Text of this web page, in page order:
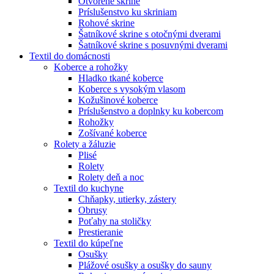
Príslušenstvo ku skriniam
Rohové skrine
Šatníkové skrine s otočnými dverami
Šatníkové skrine s posuvnými dverami
Textil do domácnosti
Koberce a rohožky
Hladko tkané koberce
Koberce s vysokým vlasom
Kožušinové koberce
Príslušenstvo a doplnky ku kobercom
Rohožky
Zošívané koberce
Rolety a žáluzie
Plisé
Rolety
Rolety deň a noc
Textil do kuchyne
Chňapky, utierky, zástery
Obrusy
Poťahy na stoličky
Prestieranie
Textil do kúpeľne
Osušky
Plážové osušky a osušky do sauny